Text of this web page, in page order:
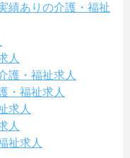
績ありの介護・福祉
人
護・福祉求人
・福祉求人
求人
人
祉求人